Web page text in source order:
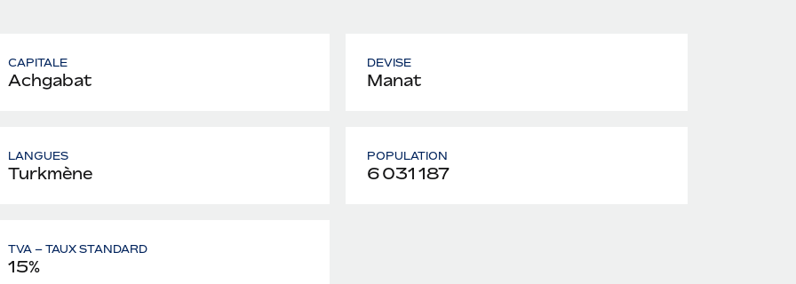
CAPITALE
Achgabat
DEVISE
Manat
LANGUES
Turkmène
POPULATION
6 031 187
TVA – TAUX STANDARD
15%